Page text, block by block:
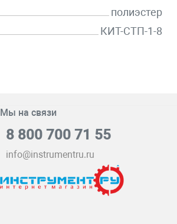
полиэстер
КИТ-СТП-1-8
Мы на связи
8 800 700 71 55
info@instrumentru.ru